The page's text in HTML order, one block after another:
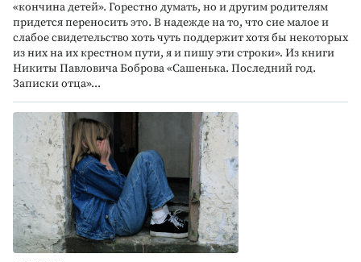
«кончина детей». Горестно думать, но и другим родителям
придется переносить это. В надежде на то, что сие малое и
слабое свидетельство хоть чуть поддержит хотя бы некоторых
из них на их крестном пути, я и пишу эти строки». Из книги
Никиты Павловича Боброва «Сашенька. Последний год.
Записки отца»...